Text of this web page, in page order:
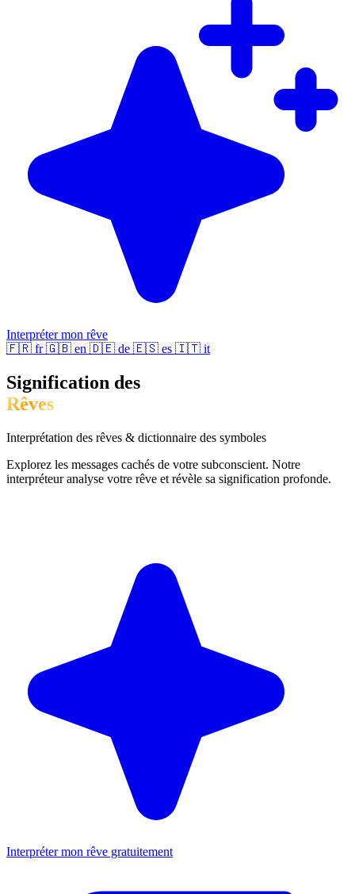
Interpréter mon rêve
🇫🇷 fr 🇬🇧 en 🇩🇪 de 🇪🇸 es 🇮🇹 it
Signification des
Rêves
Interprétation des rêves & dictionnaire des symboles
Explorez les messages cachés de votre subconscient. Notre
interpréteur analyse votre rêve et révèle sa signification profonde.
Interpréter mon rêve gratuitement